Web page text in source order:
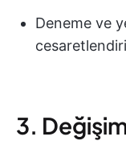
Deneme ve
3.